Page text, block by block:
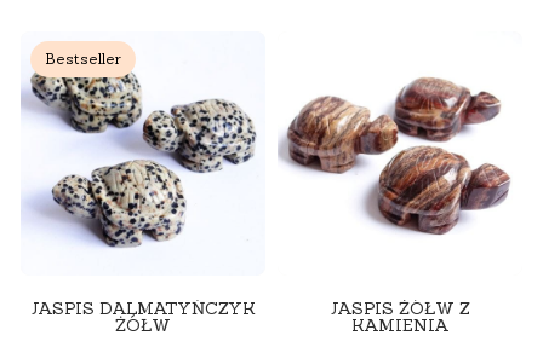
Bestseller
JASPIS DALMATYŃCZYK
ŻÓŁW
JASPIS ŻÓŁW Z
KAMIENIA